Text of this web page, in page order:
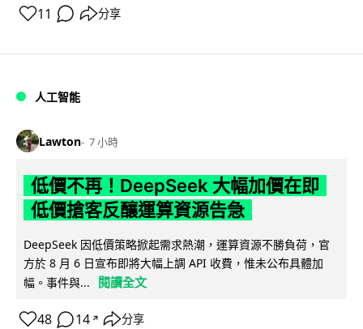
11 分享
人工智能
Lawton 7 小時
低價不再！DeepSeek 大幅加價在即
低價搶客反釀運算資源告急
DeepSeek 因低價策略掀起需求熱潮，運算資源不勝負荷，官
方於 8 月 6 日宣布即將大幅上調 API 收費，惟未公布具體加
幅。事件與...
閱讀全文
48 14 ↗ 分享